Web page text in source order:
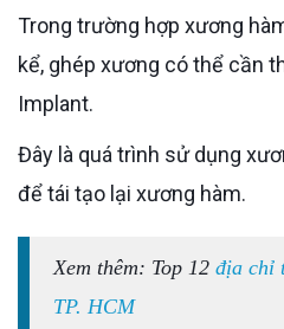
Trong trường hợp xương
kể, ghép xương có thể cần
Implant.
Đây là quá trình sử dụng xương từ nguồn khác nhau
để tái tạo lại xương hàm.
Xem thêm: Top 12 địa chỉ
TP. HCM